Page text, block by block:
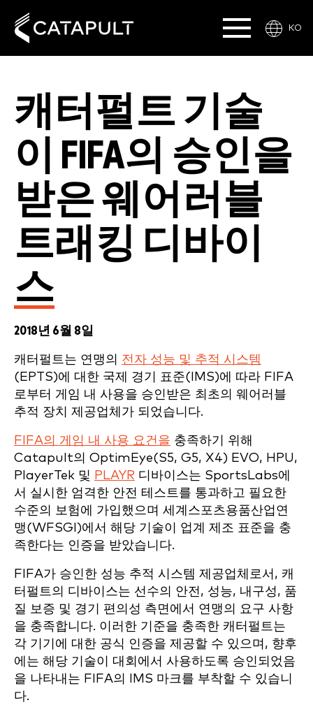
KO
캐터펄트 기술
이 FIFA의 승인을
받은 웨어러블
트래킹 디바이
스
2018년 6월 8일
캐터펄트는 연맹의 전자 성능 및 추적 시스템
(EPTS)에 대한 국제 경기 표준(IMS)에 따라 FIFA
로부터 게임 내 사용을 승인받은 최초의 웨어러블
추적 장치 제공업체가 되었습니다.
FIFA의 게임 내 사용 요건을 충족하기 위해
Catapult의 OptimEye(S5, G5, X4) EVO, HPU,
PlayerTek 및 PLAYR 디바이스는 SportsLabs에
서 실시한 엄격한 안전 테스트를 통과하고 필요한
수준의 보험에 가입했으며 세계스포츠용품산업연
맹(WFSGI)에서 해당 기술이 업계 제조 표준을 충
족한다는 인증을 받았습니다.
FIFA가 승인한 성능 추적 시스템 제공업체로서, 캐
터펄트의 디바이스는 선수의 안전, 성능, 내구성, 품
질 보증 및 경기 편의성 측면에서 연맹의 요구 사항
을 충족합니다. 이러한 기준을 충족한 캐터펄트는
각 기기에 대한 공식 인증을 제공할 수 있으며, 향후
에는 해당 기술이 대회에서 사용하도록 승인되었음
을 나타내는 FIFA의 IMS 마크를 부착할 수 있습니
다.